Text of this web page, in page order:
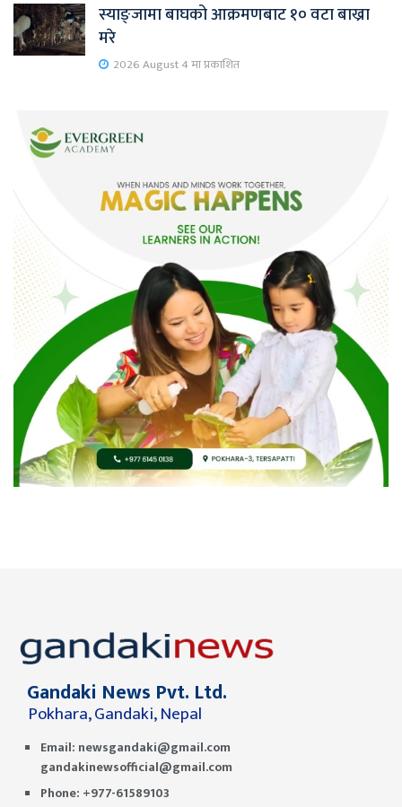
स्याङ्जामा बाघको आक्रमणबाट १० वटा बाख्रा
मरे
2026 August 4 मा प्रकाशित
Gandaki News Pvt. Ltd.
Pokhara, Gandaki, Nepal
Email: newsgandaki@gmail.com
gandakinewsofficial@gmail.com
Phone: +977-61589103